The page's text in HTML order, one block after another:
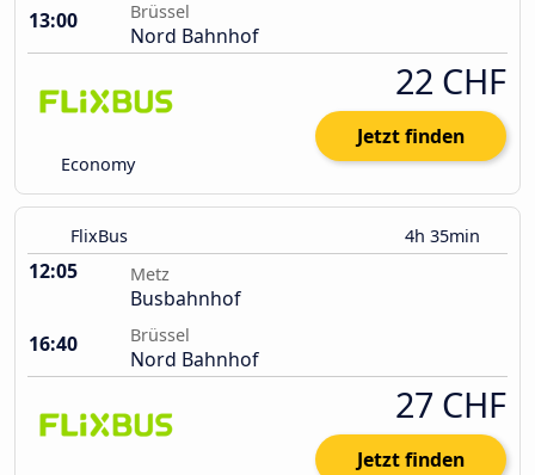
13:00
Brüssel
Nord Bahnhof
Economy
22 CHF
Jetzt finden
FlixBus 4h 35min
12:05 Metz
Busbahnhof
16:40
Brüssel
Nord Bahnhof
27 CHF
Jetzt finden